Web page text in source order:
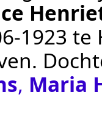
te
.
, Maria